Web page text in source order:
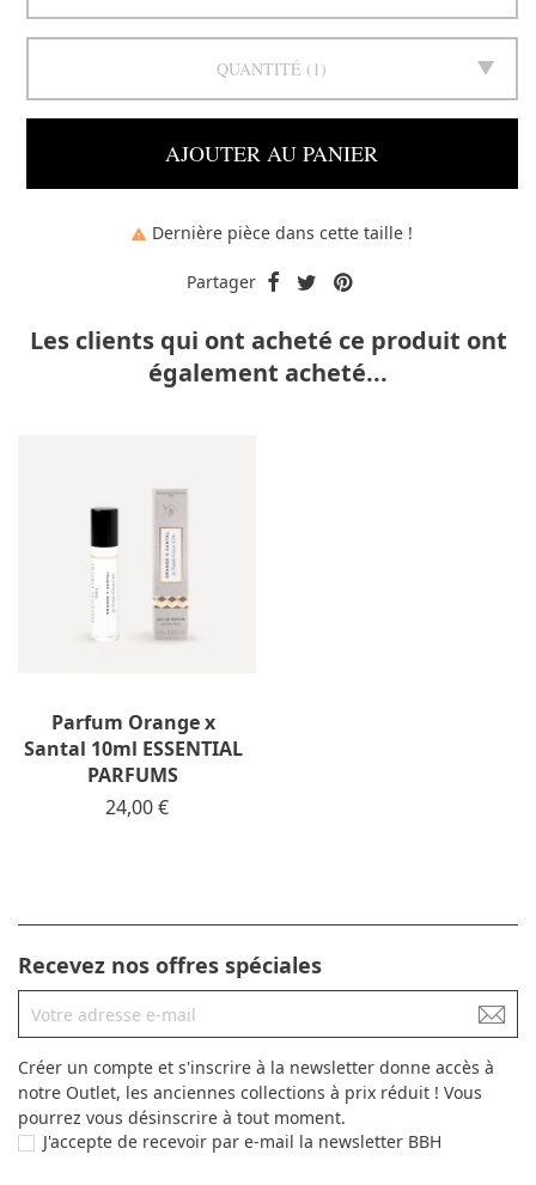
QUANTITÉ 1
AJOUTER AU PANIER
 Dernière pièce dans cette taille !
Partager
Les clients qui ont acheté ce produit ont
également acheté...
Parfum Orange x
Santal 10ml ESSENTIAL
PARFUMS
Prix
24,00 €
Recevez nos offres spéciales
Créer un compte et s'inscrire à la newsletter donne accès à
notre Outlet, les anciennes collections à prix réduit ! Vous
pourrez vous désinscrire à tout moment.
J'accepte de recevoir par e-mail la newsletter BBH